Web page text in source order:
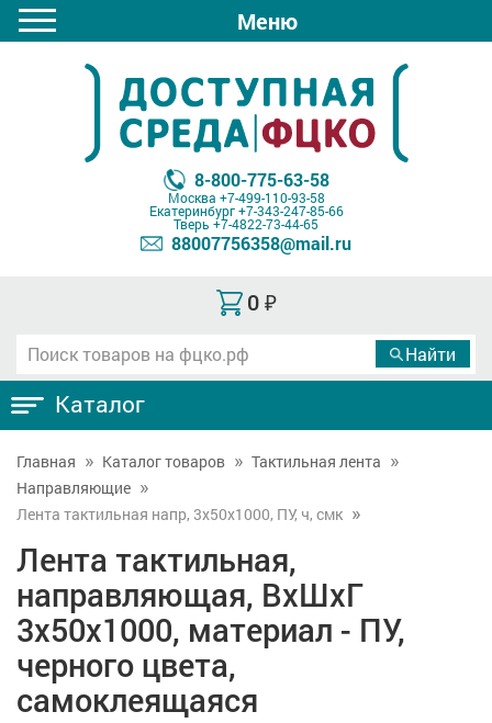
Меню
8-800-775-63-58
Москва +7-499-110-93-58
Екатеринбург+7-343-247-85-66
Тверь +7-4822-73-44-65
88007756358@mail.ru
0 ₽
Каталог
Главная Каталог товаров
Тактильная лента
Направляющие
Лента тактильная напр, 3х50х1000, ПУ, ч, смк
Лента тактильная,
направляющая, ВхШхГ
3х50х1000, материал - ПУ,
черного цвета,
самоклеящаяся